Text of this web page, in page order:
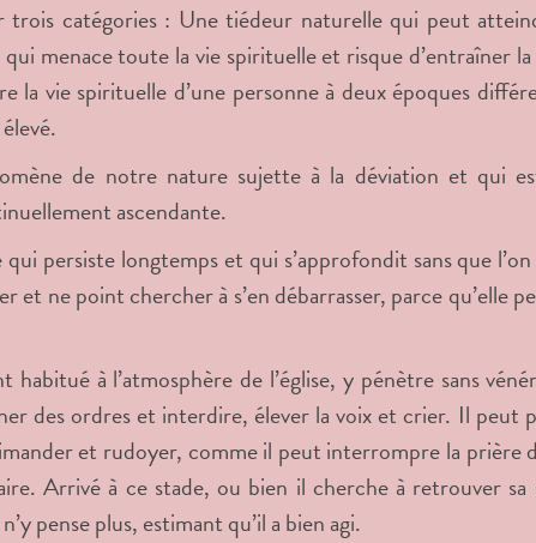
trois catégories : Une tiédeur naturelle qui peut
menace toute la vie spirituelle et risque d’entraîner
la vie spirituelle d’une personne à deux époques
de notre nature sujette à la déviation et qui
ascendante.
persiste longtemps et qui s’approfondit sans que
et ne point chercher à s’en débarrasser, parce qu’elle
habitué à l’atmosphère de l’église, y pénètre sans
des ordres et interdire, élever la voix et crier. Il peut
et rudoyer, comme il peut interrompre la prière
Arrivé à ce stade, ou bien il cherche à retrouver sa
pense plus, estimant qu’il a bien agi.